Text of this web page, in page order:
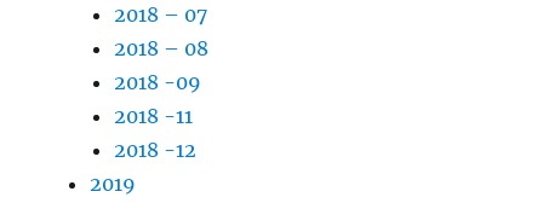
2018 – 07
2018 – 08
2018 -09
2018 -11
2018 -12
2019